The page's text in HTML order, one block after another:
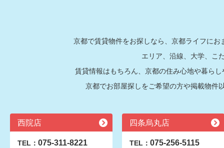
京都で賃貸物件をお探しなら、京都ライフに
エリア、沿線、大学、こ
賃貸情報はもちろん、京都の住み心地や暮ら
京都でお部屋探しをご希望の方や掲載物件
西院店
TEL： 075-311-8221
四条烏丸店
TEL： 075-256-5115